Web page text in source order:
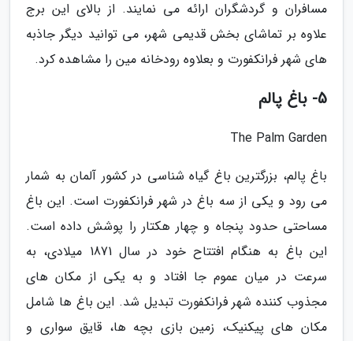
مسافران و گردشگران ارائه می نمایند. از بالای این برج
علاوه بر تماشای بخش قدیمی شهر، می توانید دیگر جاذبه
های شهر فرانکفورت و بعلاوه رودخانه مین را مشاهده کرد.
5- باغ پالم
The Palm Garden
باغ پالم، بزرگترین باغ گیاه شناسی در کشور آلمان به شمار
می رود و یکی از سه باغ در شهر فرانکفورت است. این باغ
مساحتی حدود پنجاه و چهار هکتار را پوشش داده است.
این باغ به هنگام افتتاح خود در سال 1871 میلادی، به
سرعت در میان عموم جا افتاد و به یکی از مکان های
مجذوب کننده شهر فرانکفورت تبدیل شد. این باغ ها شامل
مکان های پیکنیک، زمین بازی بچه ها، قایق سواری و